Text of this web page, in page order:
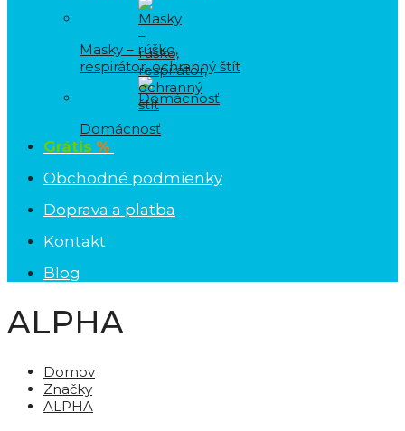
Masky – rúško,
respirátor, ochranný štít
Domácnosť
Grátis %
Obchodné podmienky
Doprava a platba
Kontakt
Blog
ALPHA
Domov
Značky
ALPHA